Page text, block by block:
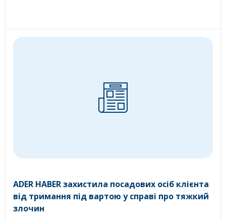
ADER HABER захистила посадових осіб клієнта
від тримання під вартою у справі про тяжкий
злочин